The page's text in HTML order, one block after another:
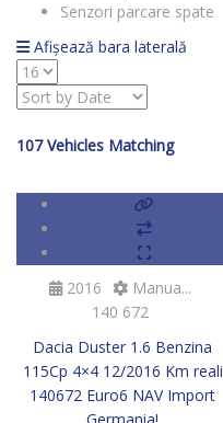
Senzori parcare spate
Afișează bara laterală
107 Vehicles Matching
2016
Manua...
140 672
Dacia Duster 1.6 Benzina
115Cp 4×4 12/2016 Km reali
140672 Euro6 NAV Import